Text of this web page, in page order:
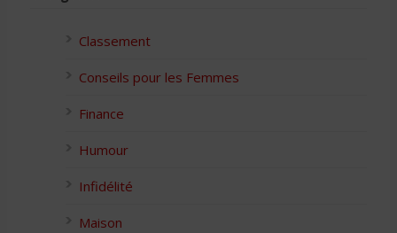
Classement
Conseils pour les Femmes
Finance
Humour
Infidélité
Maison